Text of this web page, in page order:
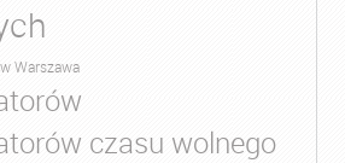
Warszawa
czasu wolnego